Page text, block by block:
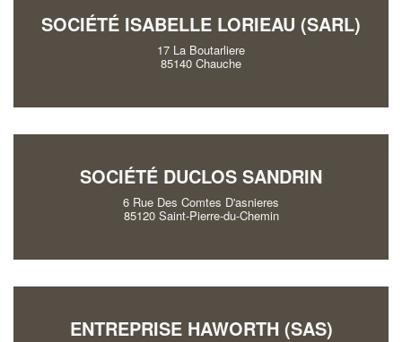
SOCIÉTÉ ISABELLE LORIEAU (SARL)
17 La Boutarliere
85140 Chauche
SOCIÉTÉ DUCLOS SANDRIN
6 Rue Des Comtes D'asnieres
85120 Saint-Pierre-du-Chemin
ENTREPRISE HAWORTH (SAS)